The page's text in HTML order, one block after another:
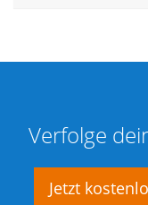
Verfolge
Jetzt